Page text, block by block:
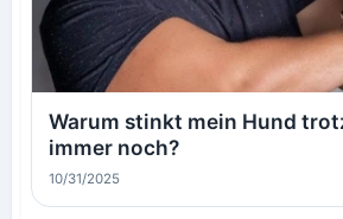
Warum stinkt mein Hund
immer noch?
10/31/2025